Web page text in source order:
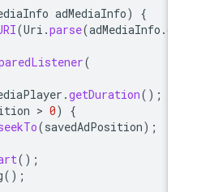
adMediaInfo
( Uri.parse(adMediaInfo
mediaPlayer.getDuration
> 0
.seekTo(savedAdPosition
start